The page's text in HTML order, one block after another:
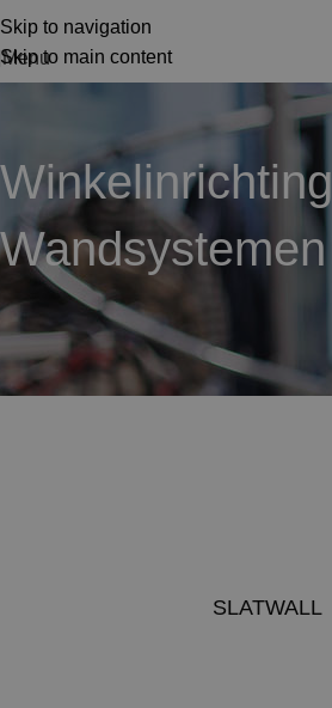
Skip to navigation
Skip to main content
Menu
Winkelinrichting
Wandsystemen
SLATWALL